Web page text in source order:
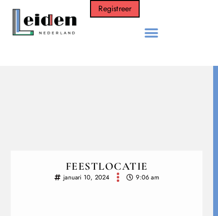
Registreer
FEESTLOCATIE
januari 10, 2024 9:06 am